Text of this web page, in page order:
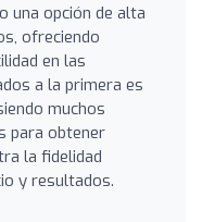
una opción de alta
ofreciendo
en las
a la primera es
muchos
para obtener
la fidelidad
y resultados.